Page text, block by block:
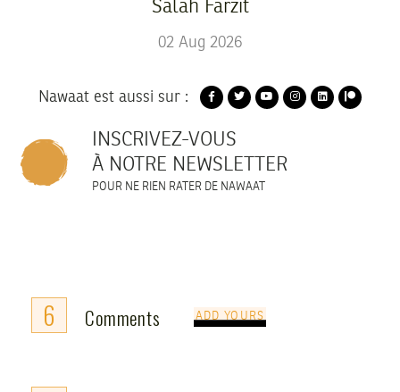
Salah Farzit
02 Aug 2026
Nawaat est aussi sur :
INSCRIVEZ-VOUS
À NOTRE NEWSLETTER
POUR NE RIEN RATER DE NAWAAT
6 Comments ADD YOURS